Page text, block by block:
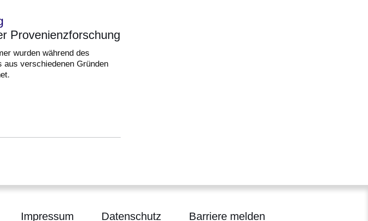
Provenienzforschung
wurden während des
aus verschiedenen Gründen
Impressum Datenschutz Barriere melden